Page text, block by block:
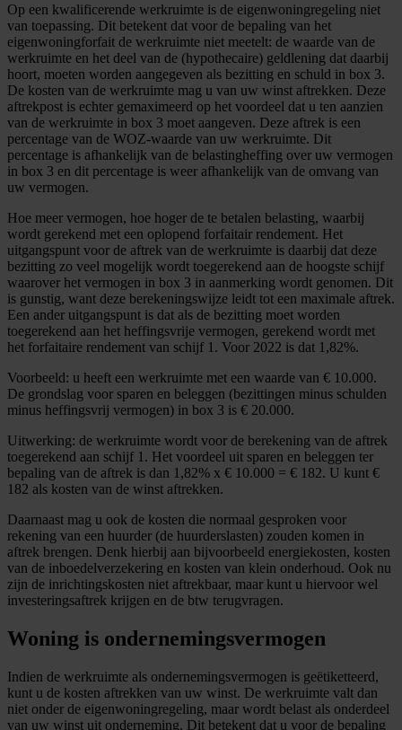
Op een kwalificerende werkruimte is de eigenwoningregeling niet
van toepassing. Dit betekent dat voor de bepaling van het
eigenwoningforfait de werkruimte niet meetelt: de waarde van de
werkruimte en het deel van de (hypothecaire) geldlening dat daarbij
hoort, moeten worden aangegeven als bezitting en schuld in box 3.
De kosten van de werkruimte mag u van uw winst aftrekken. Deze
aftrekpost is echter gemaximeerd op het voordeel dat u ten aanzien
van de werkruimte in box 3 moet aangeven. Deze aftrek is een
percentage van de WOZ-waarde van uw werkruimte. Dit
percentage is afhankelijk van de belastingheffing over uw vermogen
in box 3 en dit percentage is weer afhankelijk van de omvang van
uw vermogen.
Hoe meer vermogen, hoe hoger de te betalen belasting, waarbij
wordt gerekend met een oplopend forfaitair rendement. Het
uitgangspunt voor de aftrek van de werkruimte is daarbij dat deze
bezitting zo veel mogelijk wordt toegerekend aan de hoogste schijf
waarover het vermogen in box 3 in aanmerking wordt genomen. Dit
is gunstig, want deze berekeningswijze leidt tot een maximale aftrek.
Een ander uitgangspunt is dat als de bezitting moet worden
toegerekend aan het heffingsvrije vermogen, gerekend wordt met
het forfaitaire rendement van schijf 1. Voor 2022 is dat 1,82%.
Voorbeeld: u heeft een werkruimte met een waarde van € 10.000.
De grondslag voor sparen en beleggen (bezittingen minus schulden
minus heffingsvrij vermogen) in box 3 is € 20.000.
Uitwerking: de werkruimte wordt voor de berekening van de aftrek
toegerekend aan schijf 1. Het voordeel uit sparen en beleggen ter
bepaling van de aftrek is dan 1,82% x € 10.000 = € 182. U kunt €
182 als kosten van de winst aftrekken.
Daarnaast mag u ook de kosten die normaal gesproken voor
rekening van een huurder (de huurderslasten) zouden komen in
aftrek brengen. Denk hierbij aan bijvoorbeeld energiekosten, kosten
van de inboedelverzekering en kosten van klein onderhoud. Ook nu
zijn de inrichtingskosten niet aftrekbaar, maar kunt u hiervoor wel
investeringsaftrek krijgen en de btw terugvragen.
Woning is ondernemingsvermogen
Indien de werkruimte als ondernemingsvermogen is geëtiketteerd,
kunt u de kosten aftrekken van uw winst. De werkruimte valt dan
niet onder de eigenwoningregeling, maar wordt belast als onderdeel
van uw winst uit onderneming. Dit betekent dat u voor de bepaling